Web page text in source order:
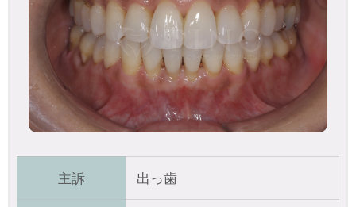
主訴 出っ歯